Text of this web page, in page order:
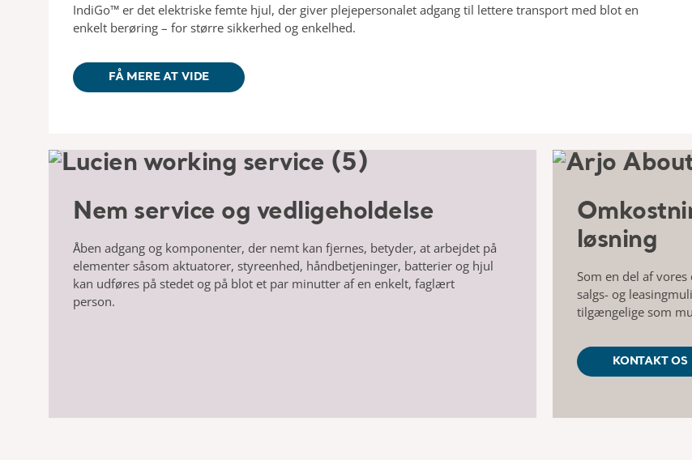
IndiGo™ er det elektriske femte hjul, der giver plejepersonalet adgang til lettere transport med blot en
enkelt berøring – for større sikkerhed og enkelhed.
FÅ MERE AT VIDE
Nem service og vedligeholdelse
Åben adgang og komponenter, der nemt kan fjernes, betyder, at arbejdet på
elementer såsom aktuatorer, styreenhed, håndbetjeninger, batterier og hjul
kan udføres på stedet og på blot et par minutter af en enkelt, faglært
person.
løsning
Som en del af
salgs- og
tilgængelige som
KONTAKT OS